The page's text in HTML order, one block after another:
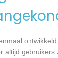
altijd gebruikers